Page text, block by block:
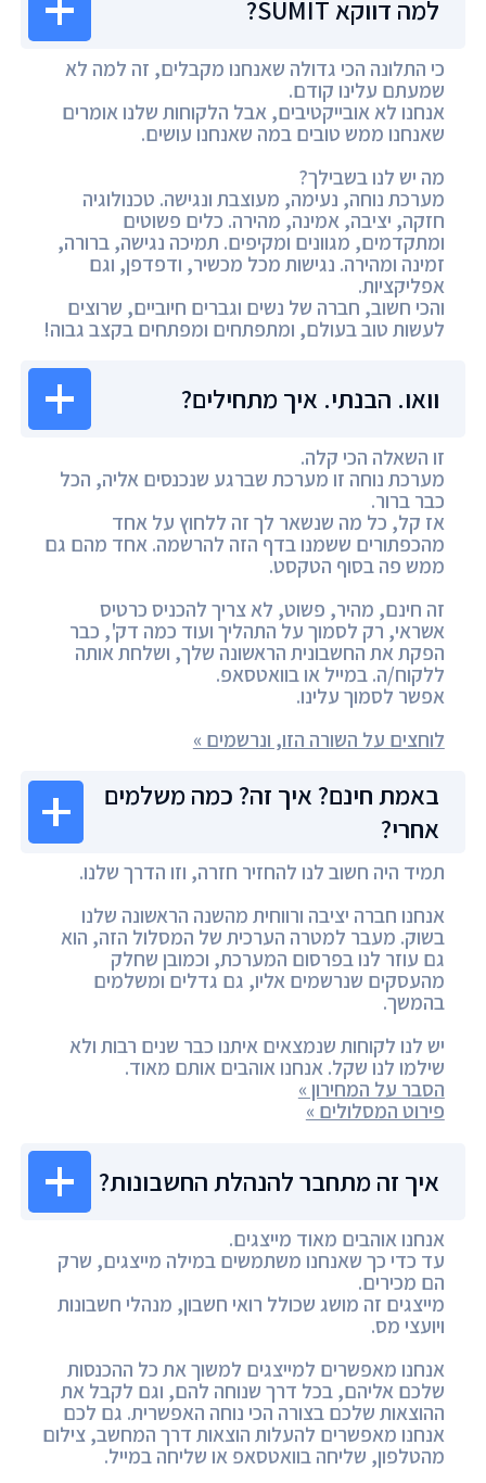
למה דווקא SUMIT?
כי התלונה הכי גדולה שאנחנו מקבלים, זה למה לא
שמעתם עלינו קודם.
אנחנו לא אובייקטיבים, אבל הלקוחות שלנו אומרים
שאנחנו ממש טובים במה שאנחנו עושים.
מה יש לנו בשבילך?
מערכת נוחה, נעימה, מעוצבת ונגישה. טכנולוגיה
חזקה, יציבה, אמינה, מהירה. כלים פשוטים
ומתקדמים, מגוונים ומקיפים. תמיכה נגישה, ברורה,
זמינה ומהירה. נגישות מכל מכשיר, ודפדפן, וגם
אפליקציות.
והכי חשוב, חברה של נשים וגברים חיוביים, שרוצים
לעשות טוב בעולם, ומתפתחים ומפתחים בקצב גבוה!
וואו. הבנתי. איך מתחילים?
זו השאלה הכי קלה.
מערכת נוחה זו מערכת שברגע שנכנסים אליה, הכל
כבר ברור.
אז קל, כל מה שנשאר לך זה ללחוץ על אחד
מהכפתורים ששמנו בדף הזה להרשמה. אחד מהם גם
ממש פה בסוף הטקסט.
זה חינם, מהיר, פשוט, לא צריך להכניס כרטיס
אשראי, רק לסמוך על התהליך ועוד כמה דק', כבר
הפקת את החשבונית הראשונה שלך, ושלחת אותה
ללקוח/ה. במייל או בוואטסאפ.
אפשר לסמוך עלינו.
לוחצים על השורה הזו, ונרשמים »
באמת חינם? איך זה? כמה משלמים
אחרי?
תמיד היה חשוב לנו להחזיר חזרה, וזו הדרך שלנו.
אנחנו חברה יציבה ורווחית מהשנה הראשונה שלנו
בשוק. מעבר למטרה הערכית של המסלול הזה, הוא
גם עוזר לנו בפרסום המערכת, וכמובן שחלק
מהעסקים שנרשמים אליו, גם גדלים ומשלמים
בהמשך.
יש לנו לקוחות שנמצאים איתנו כבר שנים רבות ולא
שילמו לנו שקל. אנחנו אוהבים אותם מאוד.
הסבר על המחירון »
פירוט המסלולים »
איך זה מתחבר להנהלת החשבונות?
אנחנו אוהבים מאוד מייצגים.
עד כדי כך שאנחנו משתמשים במילה מייצגים, שרק
הם מכירים.
מייצגים זה מושג שכולל רואי חשבון, מנהלי חשבונות
ויועצי מס.
אנחנו מאפשרים למייצגים למשוך את כל ההכנסות
שלכם אליהם, בכל דרך שנוחה להם, וגם לקבל את
ההוצאות שלכם בצורה הכי נוחה האפשרית. גם לכם
אנחנו מאפשרים להעלות הוצאות דרך המחשב, צילום
מהטלפון, שליחה בוואטסאפ או שליחה במייל.